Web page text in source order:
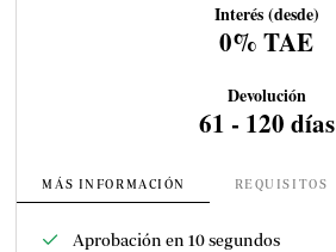
Interés (desde)
0% TAE
Devolución
61 - 120 días
MÁS INFORMACIÓN REQUISITOS
Aprobación en 10 segundos